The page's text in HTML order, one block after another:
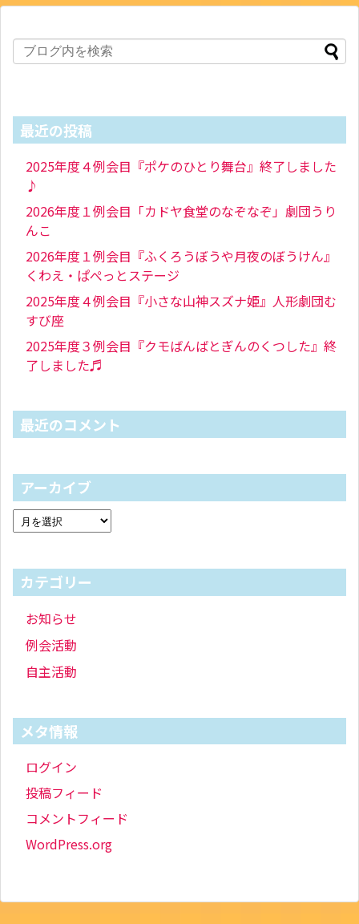
最近の投稿
2025年度４例会目『ポケのひとり舞台』終了しました
♪
2026年度１例会目「カドヤ食堂のなぞなぞ」劇団うり
んこ
2026年度１例会目『ふくろうぼうや月夜のぼうけん』
くわえ・ぱぺっとステージ
2025年度４例会目『小さな山神スズナ姫』人形劇団む
すび座
2025年度３例会目『クモばんばとぎんのくつした』終
了しました♬
最近のコメント
アーカイブ
カテゴリー
お知らせ
例会活動
自主活動
メタ情報
ログイン
投稿フィード
コメントフィード
WordPress.org